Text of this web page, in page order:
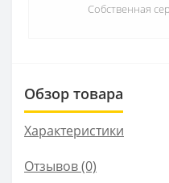
Собственная
Обзор товара
Характеристики
Отзывов (0)